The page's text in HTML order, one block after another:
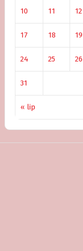
« lip
10 11 12
17 18 19
24 25 26
31